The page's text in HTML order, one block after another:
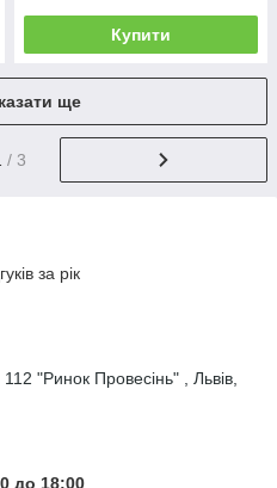
Купити
ще
/ 3
за рік
"Ринок Провесінь" , Львів,
до 18:00